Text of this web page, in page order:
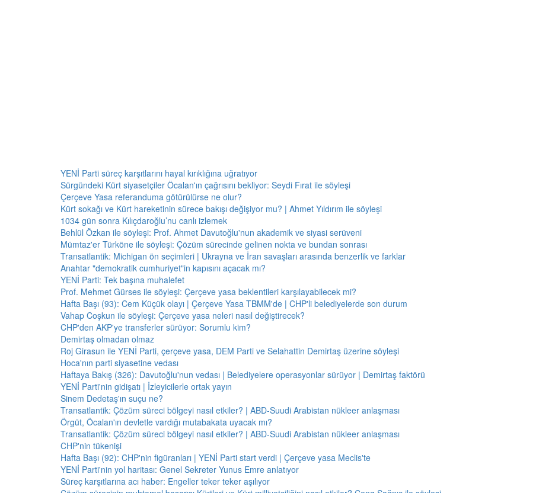
YENİ Parti süreç karşıtlarını hayal kırıklığına uğratıyor
Sürgündeki Kürt siyasetçiler Öcalan'ın çağrısını bekliyor: Seydi Fırat ile söyleşi
Çerçeve Yasa referanduma götürülürse ne olur?
Kürt sokağı ve Kürt hareketinin sürece bakışı değişiyor mu? | Ahmet Yıldırım ile söyleşi
1034 gün sonra Kılıçdaroğlu’nu canlı izlemek
Behlül Özkan ile söyleşi: Prof. Ahmet Davutoğlu'nun akademik ve siyasi serüveni
Mümtaz'er Türköne ile söyleşi: Çözüm sürecinde gelinen nokta ve bundan sonrası
Transatlantik: Michigan ön seçimleri | Ukrayna ve İran savaşları arasında benzerlik ve farklar
Anahtar "demokratik cumhuriyet"in kapısını açacak mı?
YENİ Parti: Tek başına muhalefet
Prof. Mehmet Gürses ile söyleşi: Çerçeve yasa beklentileri karşılayabilecek mi?
Hafta Başı (93): Cem Küçük olayı | Çerçeve Yasa TBMM'de | CHP'li belediyelerde son durum
Vahap Coşkun ile söyleşi: Çerçeve yasa neleri nasıl değiştirecek?
CHP'den AKP'ye transferler sürüyor: Sorumlu kim?
Demirtaş olmadan olmaz
Roj Girasun ile YENİ Parti, çerçeve yasa, DEM Parti ve Selahattin Demirtaş üzerine söyleşi
Hoca'nın parti siyasetine vedası
Haftaya Bakış (326): Davutoğlu'nun vedası | Belediyelere operasyonlar sürüyor | Demirtaş faktörü
YENİ Parti'nin gidişatı | İzleyicilerle ortak yayın
Sinem Dedetaş'ın suçu ne?
Transatlantik: Çözüm süreci bölgeyi nasıl etkiler? | ABD-Suudi Arabistan nükleer anlaşması
Örgüt, Öcalan'ın devletle vardığı mutabakata uyacak mı?
Transatlantik: Çözüm süreci bölgeyi nasıl etkiler? | ABD-Suudi Arabistan nükleer anlaşması
CHP'nin tükenişi
Hafta Başı (92): CHP'nin figüranları | YENİ Parti start verdi | Çerçeve yasa Meclis'te
YENİ Parti'nin yol haritası: Genel Sekreter Yunus Emre anlatıyor
Süreç karşıtlarına acı haber: Engeller teker teker aşılıyor